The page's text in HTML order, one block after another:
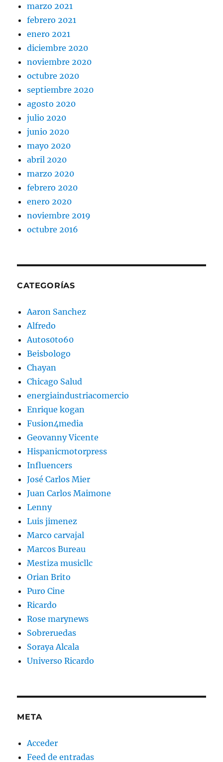
marzo 2021
febrero 2021
enero 2021
diciembre 2020
noviembre 2020
octubre 2020
septiembre 2020
agosto 2020
julio 2020
junio 2020
mayo 2020
abril 2020
marzo 2020
febrero 2020
enero 2020
noviembre 2019
octubre 2016
CATEGORÍAS
Aaron Sanchez
Alfredo
Autos0to60
Beisbologo
Chayan
Chicago Salud
energiaindustriacomercio
Enrique kogan
Fusion4media
Geovanny Vicente
Hispanicmotorpress
Influencers
José Carlos Mier
Juan Carlos Maimone
Lenny
Luis jimenez
Marco carvajal
Marcos Bureau
Mestiza musicllc
Orian Brito
Puro Cine
Ricardo
Rose marynews
Sobreruedas
Soraya Alcala
Universo Ricardo
META
Acceder
Feed de entradas